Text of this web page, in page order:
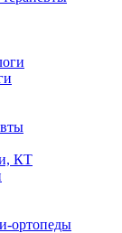
КТ
ортопеды